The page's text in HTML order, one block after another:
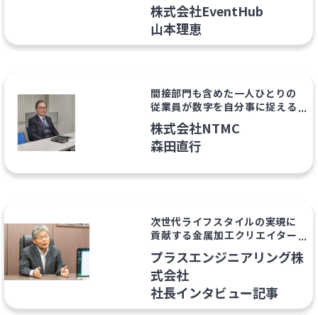
株式会社EventHub
山本理恵
間接部門も含めた一人ひとりの
従業員が数字を自分事に捉える
「全員経営」でイノベーション
が起きる企業を増やしたい
株式会社NTMC
森田直行
次世代ライフスタイルの実現に
貢献する金属加工クリエイター
の新しい挑戦
プラスエンジニアリング株
式会社
社長インタビュー記事